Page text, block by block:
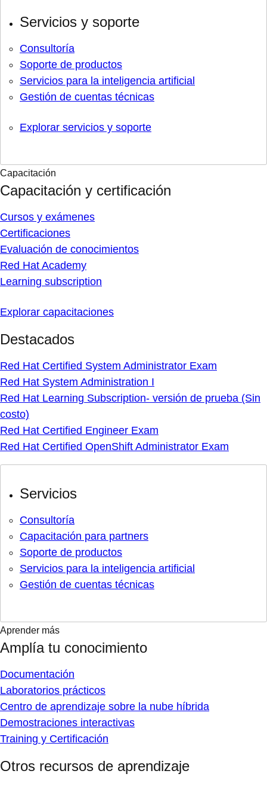
Servicios y soporte
Consultoría
Soporte de productos
Servicios para la inteligencia artificial
Gestión de cuentas técnicas
Explorar servicios y soporte
Capacitación
Capacitación y certificación
Cursos y exámenes
Certificaciones
Evaluación de conocimientos
Red Hat Academy
Learning subscription
Explorar capacitaciones
Destacados
Red Hat Certified System Administrator Exam
Red Hat System Administration I
Red Hat Learning Subscription- versión de prueba (Sin
costo)
Red Hat Certified Engineer Exam
Red Hat Certified OpenShift Administrator Exam
Servicios
Consultoría
Capacitación para partners
Soporte de productos
Servicios para la inteligencia artificial
Gestión de cuentas técnicas
Aprender más
Amplía tu conocimiento
Documentación
Laboratorios prácticos
Centro de aprendizaje sobre la nube híbrida
Demostraciones interactivas
Training y Certificación
Otros recursos de aprendizaje